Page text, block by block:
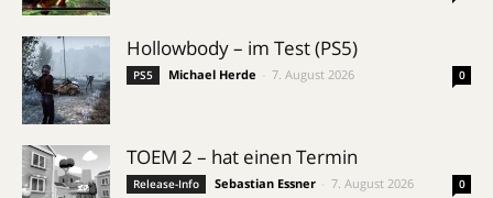
Hollowbody – im Test (PS5)
PS5 Michael Herde 7. August 2026 0
TOEM 2 – hat einen Termin
Release-Info Sebastian Essner 7. August 2026 0